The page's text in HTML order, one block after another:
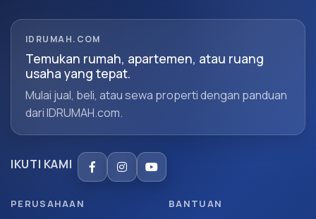
IDRUMAH.COM
Temukan rumah, apartemen, atau ruang
usaha yang tepat.
Mulai jual, beli, atau sewa properti dengan panduan
dari IDRUMAH.com.
IKUTI KAMI
PERUSAHAAN BANTUAN